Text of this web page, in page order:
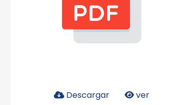
Descargar ver